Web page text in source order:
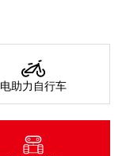
电助力自行车